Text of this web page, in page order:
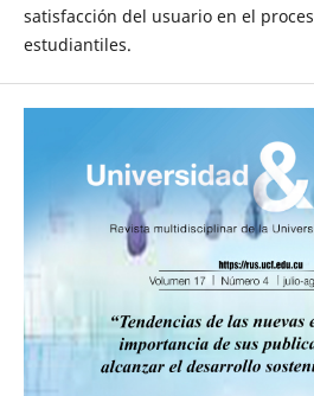
satisfacción del usuario en el
estudiantiles.